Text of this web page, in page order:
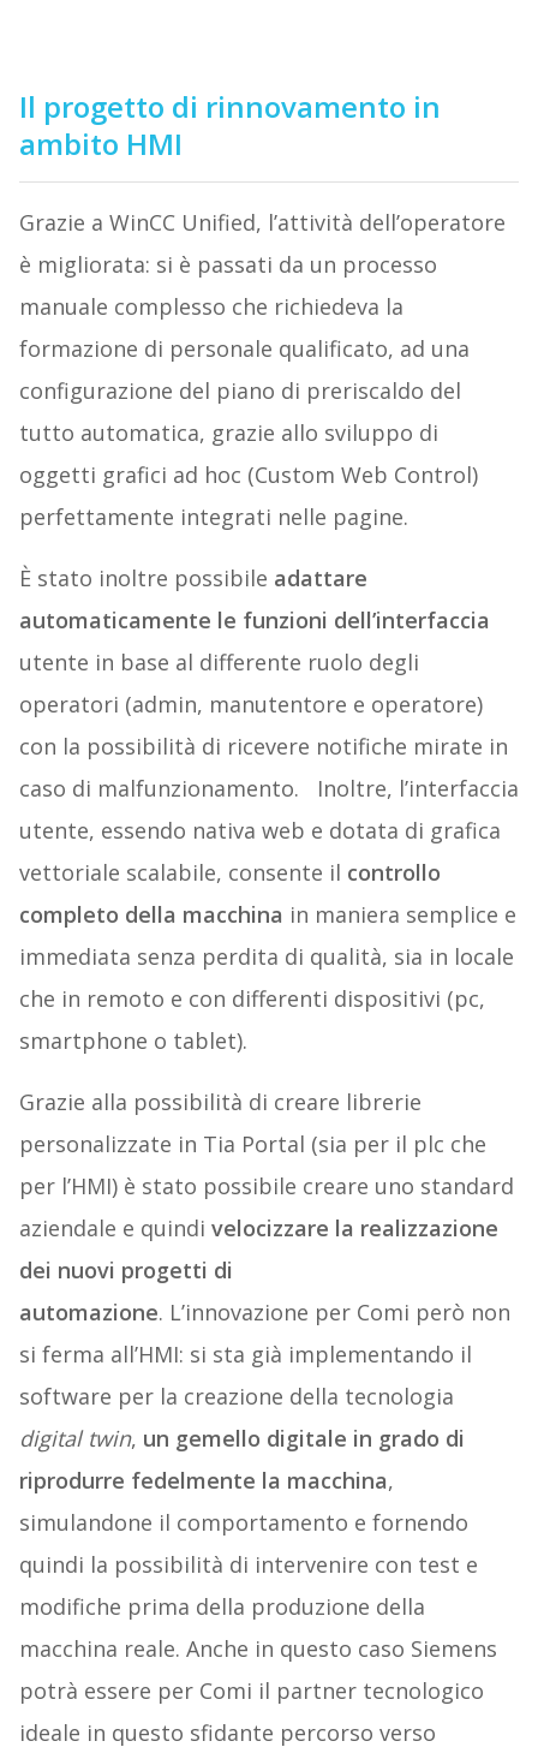
Il progetto di rinnovamento in
ambito HMI
Grazie a WinCC Unified, l’attività dell’operatore
è migliorata: si è passati da un processo
manuale complesso che richiedeva la
formazione di personale qualificato, ad una
configurazione del piano di preriscaldo del
tutto automatica, grazie allo sviluppo di
oggetti grafici ad hoc (Custom Web Control)
perfettamente integrati nelle pagine.
È stato inoltre possibile adattare
automaticamente le funzioni dell’interfaccia
utente in base al differente ruolo degli
operatori (admin, manutentore e operatore)
con la possibilità di ricevere notifiche mirate in
caso di malfunzionamento.
Inoltre, l’interfaccia
utente, essendo nativa web e dotata di grafica
vettoriale scalabile, consente il controllo
completo della macchina in maniera semplice e
immediata senza perdita di qualità, sia in locale
che in remoto e con differenti dispositivi (pc,
smartphone o tablet).
Grazie alla possibilità di creare librerie
personalizzate in Tia Portal (sia per il plc che
per l’HMI) è stato possibile creare uno standard
aziendale e quindi velocizzare la realizzazione
dei nuovi progetti di
automazione. L’innovazione per Comi però non
si ferma all’HMI: si sta già implementando il
software per la creazione della tecnologia
digital twin, un gemello digitale in grado di
riprodurre fedelmente la macchina,
simulandone il comportamento e fornendo
quindi la possibilità di intervenire con test e
modifiche prima della produzione della
macchina reale. Anche in questo caso Siemens
potrà essere per Comi il partner tecnologico
ideale in questo sfidante percorso verso